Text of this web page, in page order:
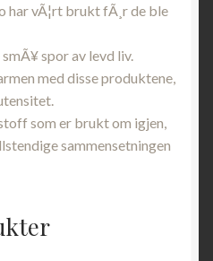
har vÃ¦rt brukt fÃ¸r de ble
spor av levd liv.
med disse produktene,
som er brukt om igjen,
sammensetningen